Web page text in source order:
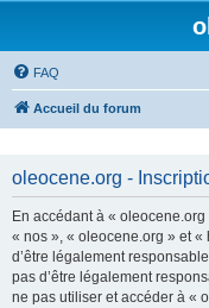
FAQ
Accueil du forum
oleocene.org -
En accédant à «
« nos », « oleocene.org » et
d’être légalement
pas d’être légalement
ne pas utiliser et accéder à «